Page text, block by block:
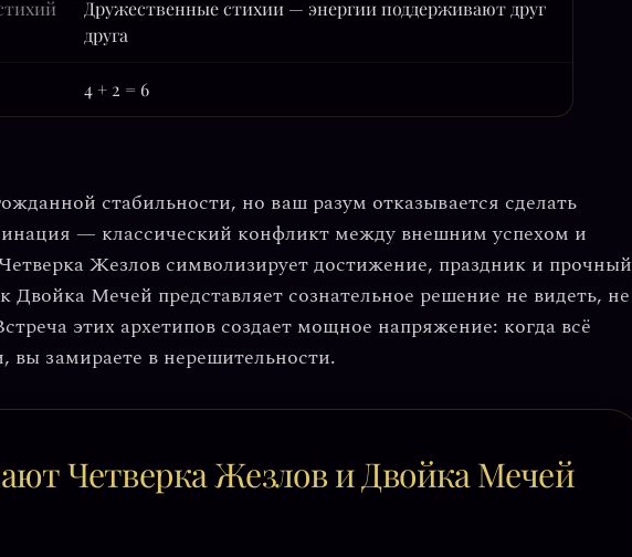
Дружественные стихии — энергии поддерживают друг
друга
4 + 2 = 6
стабильности, но ваш разум отказывается сделать
— классический конфликт между внешним успехом и
Жезлов символизирует достижение, праздник и прочный
Двойка Мечей представляет сознательное решение не видеть, не
этих архетипов создает мощное напряжение: когда всё
вы замираете в нерешительности.
Четверка Жезлов и Двойка Мечей